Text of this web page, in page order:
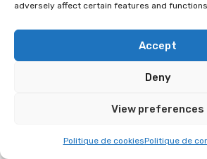
adversely affect certain features and
Accept
Deny
View preferences
Politique de cookiesPolitique de
Als Kunsthandwerker kreiere ich
Linolschnitte, die von Japan
Werk wird von Hand graviert und
limitierter, zertifizierter und
Alle meine Kreationen werden in
Materialien und die handwerkliche
digitalen Reproduktionen: Bei mir